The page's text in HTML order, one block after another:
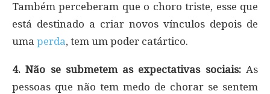
Também perceberam que o choro triste, esse que
está destinado a criar novos vínculos depois de
uma perda, tem um poder catártico.
4. Não se submetem as expectativas sociais:As
pessoas que não tem medo de chorar se sentem